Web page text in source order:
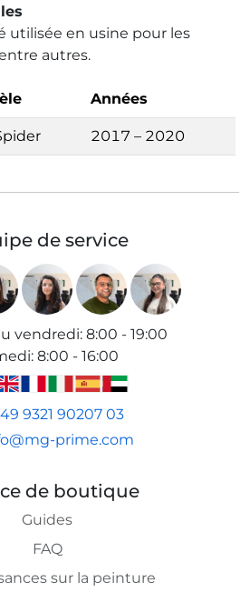
utilisée en usine pour les
autres.
Années
2017 – 2020
de service
vendredi: 8:00 - 19:00
: 8:00 - 16:00
9321 90207 03
prime.com
de boutique
Guides
FAQ
sur la peinture